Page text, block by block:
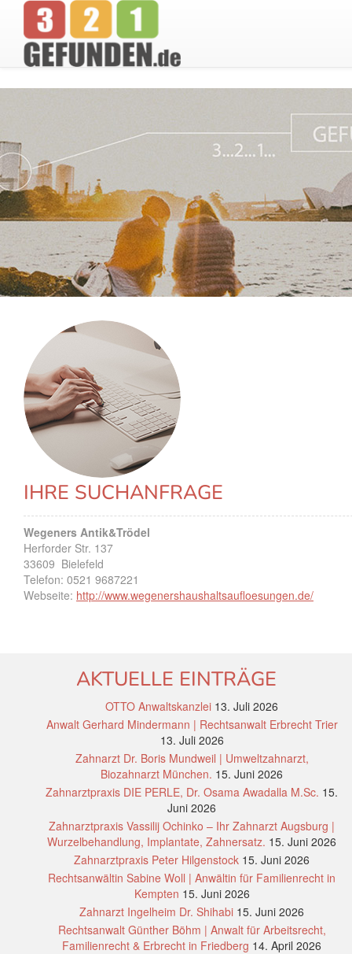
IHRE SUCHANFRAGE
Wegeners Antik&Trödel
Herforder Str. 137
33609 Bielefeld
Telefon: 0521 9687221
Webseite: http://www.wegenershaushaltsaufloesungen.de/
AKTUELLE EINTRÄGE
OTTO Anwaltskanzlei 13. Juli 2026
Anwalt Gerhard Mindermann | Rechtsanwalt Erbrecht Trier
13. Juli 2026
Zahnarzt Dr. Boris Mundweil | Umweltzahnarzt,
Biozahnarzt München. 15. Juni 2026
Zahnarztpraxis DIE PERLE, Dr. Osama Awadalla M.Sc. 15.
Juni 2026
Zahnarztpraxis Vassilij Ochinko – Ihr Zahnarzt Augsburg |
Wurzelbehandlung, Implantate, Zahnersatz. 15. Juni 2026
Zahnarztpraxis Peter Hilgenstock 15. Juni 2026
Rechtsanwältin Sabine Woll | Anwältin für Familienrecht in
Kempten 15. Juni 2026
Zahnarzt Ingelheim Dr. Shihabi 15. Juni 2026
Rechtsanwalt Günther Böhm | Anwalt für Arbeitsrecht,
Familienrecht & Erbrecht in Friedberg 14. April 2026